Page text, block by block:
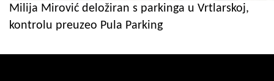
Milija Mirović deložiran s parkinga u Vrtlarskoj,
kontrolu preuzeo Pula Parking